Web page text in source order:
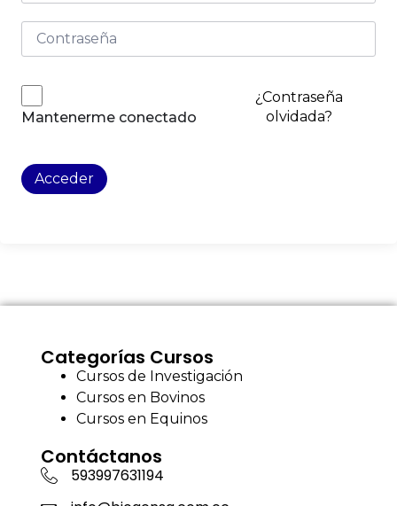
Mantenerme conectado
¿Contraseña
olvidada?
Acceder
Categorías Cursos
Cursos de Investigación
Cursos en Bovinos
Cursos en Equinos
Contáctanos
593997631194
Gestión Ganadera Bovina de
$25,00 + ADD